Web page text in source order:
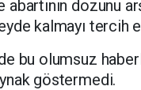
abartının dozunu
kalmayı tercih
bu olumsuz
göstermedi.